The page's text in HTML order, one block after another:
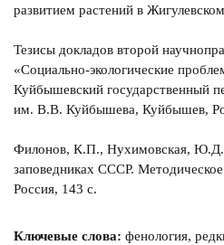
развитием растений в
Тезисы докладов второй
«Социально-экологические
Куйбышевский государственный
им. В.В. Куйбышева, Куйбышев,
Филонов, К.П., Нухимовская,
заповедниках СССР.
Россия, 143 с.
Ключевые слова: фенология,